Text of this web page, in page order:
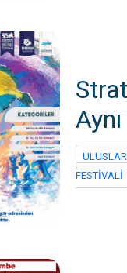
FESTİVALİ